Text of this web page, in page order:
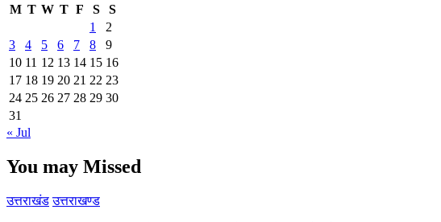
M T W T F S
S
1
2
3
4 5 6 7 8
9
10 11 12 13 14 15 16
17 18 19 20 21 22 23
24 25 26 27 28 29 30
31
« Jul
You may Missed
उत्तराखंड उत्तराखण्ड